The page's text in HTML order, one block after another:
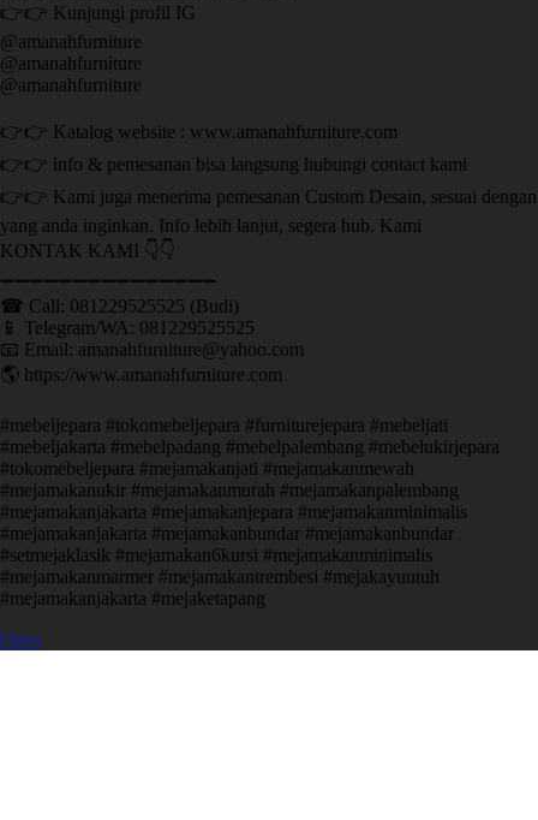
👉👉 Kunjungi profil IG
@amanahfurniture
@amanahfurniture
@amanahfurniture
👉👉 Katalog website : www.amanahfurniture.com
👉👉 info & pemesanan bisa langsung hubungi contact kami
👉👉 Kami juga menerima pemesanan Custom Desain, sesuai dengan
yang anda inginkan. Info lebih lanjut, segera hub. Kami
KONTAK KAMI 👇👇
➖➖➖➖➖➖➖➖➖➖➖➖➖➖➖ ㅤ
☎ Call: 081229525525 (Budi)
📱 Telegram/WA: 081229525525
📧 Email: amanahfurniture@yahoo.com
🌎 https://www.amanahfurniture.com
#mebeljepara #tokomebeljepara #furniturejepara #mebeljati
#mebeljakarta #mebelpadang #mebelpalembang #mebelukirjepara
#tokomebeljepara #mejamakanjati #mejamakanmewah
#mejamakanukir #mejamakanmurah #mejamakanpalembang
#mejamakanjakarta #mejamakanjepara #mejamakanminimalis
#mejamakanjakarta #mejamakanbundar #mejamakanbundar
#setmejaklasik #mejamakan6kursi #mejamakanminimalis
#mejamakanmarmer #mejamakantrembesi #mejakayuutuh
#mejamakanjakarta #mejaketapang
Open